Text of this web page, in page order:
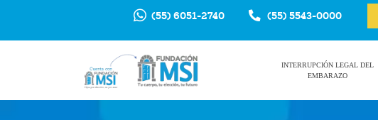
(55) 6051-2740 (55) 5543-0000
INTERRUPCIÓN LEGAL DEL
EMBARAZO